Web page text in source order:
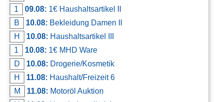
1
09.08: 1€ Haushaltsartikel II
B
10.08: Bekleidung Damen II
H
10.08: Haushaltsartikel III
1
10.08: 1€ MHD Ware
D
10.08: Drogerie/Kosmetik
H
11.08: Haushalt/Freizeit 6
M
11.08: Motoröl Auktion